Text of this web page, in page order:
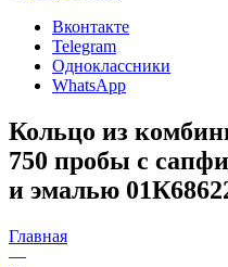
Вконтакте
Telegram
Одноклассники
WhatsApp
Кольцо из
750 пробы с
и эмалью
Главная
—